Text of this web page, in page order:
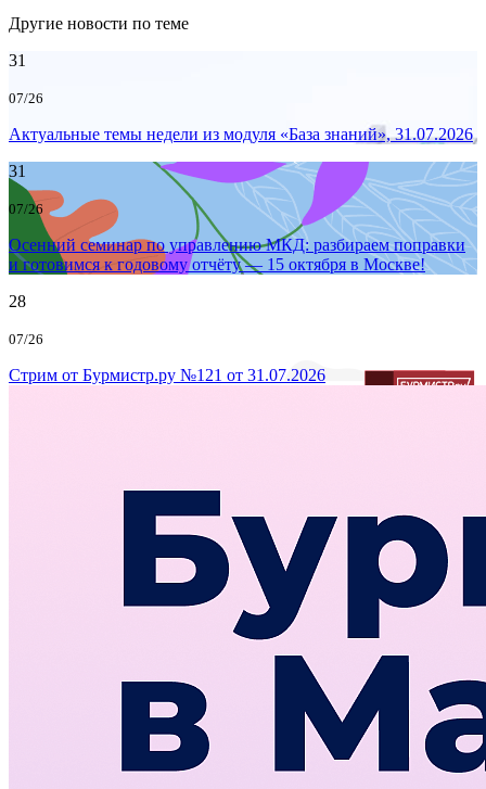
Другие новости по теме
31
07/26
Актуальные темы недели из модуля «База знаний», 31.07.2026
31
07/26
Осенний семинар по управлению МКД: разбираем поправки
и готовимся к годовому отчёту — 15 октября в Москве!
28
07/26
Стрим от Бурмистр.ру №121 от 31.07.2026